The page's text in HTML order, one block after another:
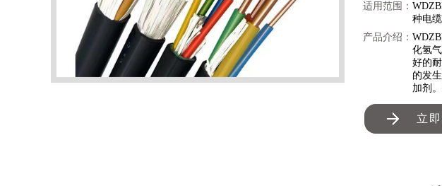
适用范围：
种电
产品介绍：
化氢
好的
的发
加剂
立